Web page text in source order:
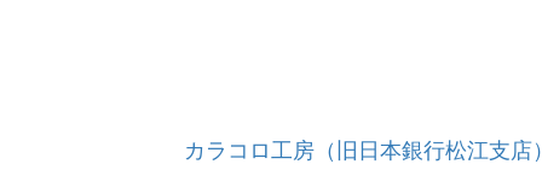
カラコロ工房（旧日本銀行松江支店